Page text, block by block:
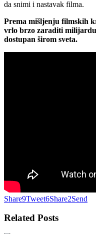
da snimi i nastavak filma.
Prema mišljenju filmskih
vrlo brzo zaraditi
dostupan širom sveta.
Share9Tweet6Share2Send
Related Posts